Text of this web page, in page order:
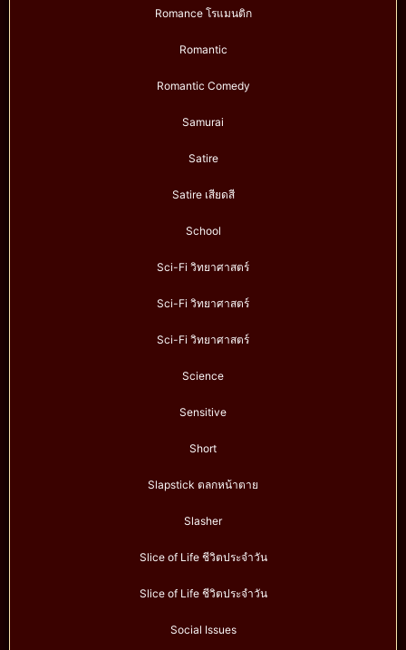
Romance โรแมนติก
Romantic
Romantic Comedy
Samurai
Satire
Satire เสียดสี
School
Sci-Fi วิทยาศาสตร์
Sci-Fi วิทยาศาสตร์
Sci-Fi วิทยาศาสตร์
Science
Sensitive
Short
Slapstick ตลกหน้าตาย
Slasher
Slice of Life ชีวิตประจำวัน
Slice of Life ชีวิตประจำวัน
Social Issues